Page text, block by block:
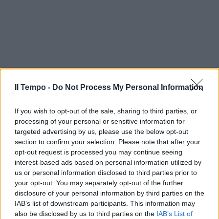
Il Tempo - Do Not Process My Personal Information
If you wish to opt-out of the sale, sharing to third parties, or
processing of your personal or sensitive information for
targeted advertising by us, please use the below opt-out
section to confirm your selection. Please note that after your
opt-out request is processed you may continue seeing
interest-based ads based on personal information utilized by
us or personal information disclosed to third parties prior to
your opt-out. You may separately opt-out of the further
disclosure of your personal information by third parties on the
IAB’s list of downstream participants. This information may
also be disclosed by us to third parties on the IAB’s List of